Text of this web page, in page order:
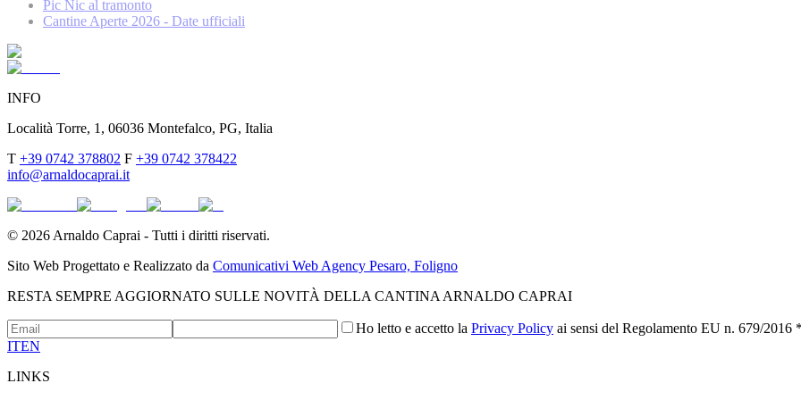
Pic Nic al tramonto
Cantine Aperte 2026 - Date ufficiali
INFO
Località Torre, 1, 06036 Montefalco, PG, Italia
T +39 0742 378802 F +39 0742 378422
info@arnaldocaprai.it
© 2026Arnaldo Caprai - Tutti i diritti riservati.
Sito Web Progettato e Realizzato da Comunicativi Web Agency Pesaro, Foligno
RESTA SEMPRE AGGIORNATO SULLE NOVITÀ DELLA CANTINA ARNALDO CAPRAI
Ho letto e accetto la Privacy Policy ai sensi del Regolamento EU n. 679/2016 *
ITEN
LINKS